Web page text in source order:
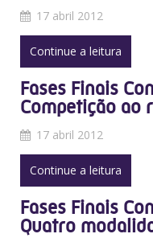
17 abril 2012
Continue a leitura
Fases Finais
Competição ao
17 abril 2012
Continue a leitura
Fases Finais
Quatro